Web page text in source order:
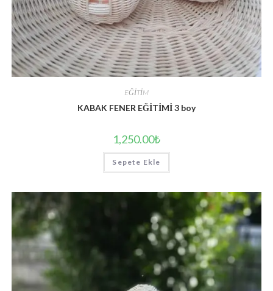
EĞİTİM
KABAK FENER EĞİTİMİ 3 boy
1,250.00₺
Sepete Ekle